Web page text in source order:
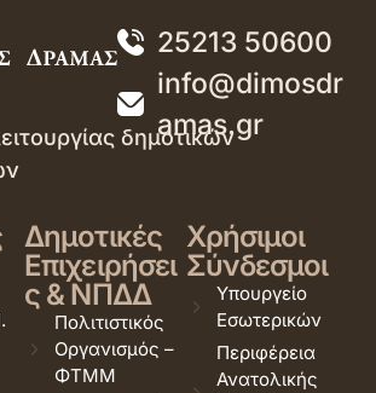
25213 50600
info@dimosdr
amas.gr
δημοτικών
Δημοτικές
Επιχειρήσει
ς & ΝΠΔΔ
Πολιτιστικός
Οργανισμός –
ΦΤΜΜ
Χρήσιμοι
Σύνδεσμοι
Υπουργείο
Εσωτερικών
Περιφέρεια
Ανατολικής